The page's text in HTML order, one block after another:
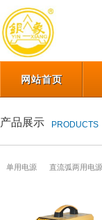
网站首页
产品展示 PRODUCTS
单用电源 直流弧两用电源